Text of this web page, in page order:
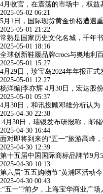
4月收官，在震荡的市场中，权
2025-05-02 06:21
5月1日，国际现货黄金价格遭遇
2025-05-01 21:22
常熟是国家历史文化名城，千年
2025-05-01 18:16
全球创新鞋履品牌crocs与奥地利
2025-05-01 15:27
4月29日，珍宝岛2024年年报正
2025-05-01 12:27
杨洋编|李亦辉 4月30日，宏达股
2025-05-01 05:37
4月30日，和讯投顾邓雄分析认
2025-04-30 22:38
:4月30日，瑞银发布研报称，邮
2025-04-30 16:44
面对即将到来的“五一”旅游高峰
2025-04-30 12:39
第十五届中国国际商标品牌节9
2025-04-30 10:13
第六届“五五购物节”黄浦区活动
2025-04-30 00:43
:“五一”?前夕，上海宝华商业广